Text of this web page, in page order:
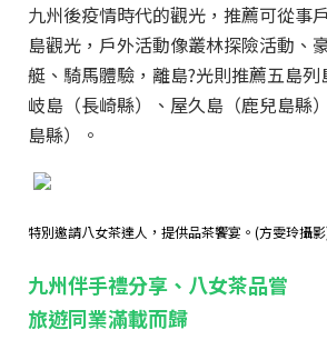
九州後疫情時代的觀光，推薦可從事
島觀光，戶外活動像叢林探險活動、
艇、騎馬體驗，離島?光則推薦五島
岐島（長崎縣）、屋久島（鹿兒島縣
島縣）。
特別邀請八女茶達人，提供品茶饗宴。(方雯玲攝
九州伴手禮分享、八女茶品嘗
旅遊同業滿載而歸